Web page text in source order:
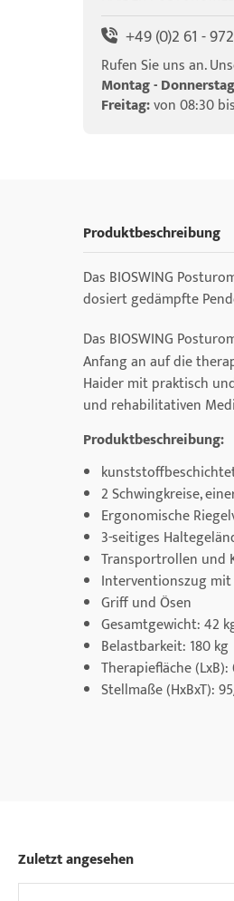
+49 (0)2 61 -
Rufen Sie uns an.
Montag -
Freitag:von 08:30
Produktbeschreibung
Das BIOSWING
dosiert gedämpfte
Das BIOSWING
Anfang an auf die
Haider mit praktisch
und rehabilitativen
Produktbeschreibung:
2 Schwingkreise,
Ergonomische
3-seitiges
Transportrollen und
Interventionszug
Griff und Ösen
Gesamtgewicht: 42
Belastbarkeit: 180 kg
Therapiefläche
Stellmaße (HxBxT):
Zuletzt angesehen